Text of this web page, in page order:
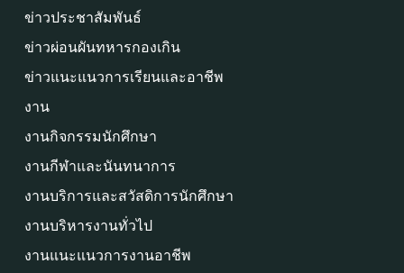
ข่าวประชาสัมพันธ์
ข่าวผ่อนผันทหารกองเกิน
ข่าวแนะแนวการเรียนและอาชีพ
งาน
งานกิจกรรมนักศึกษา
งานกีฬาและนันทนาการ
งานบริการและสวัสดิการนักศึกษา
งานบริหารงานทั่วไป
งานแนะแนวการงานอาชีพ